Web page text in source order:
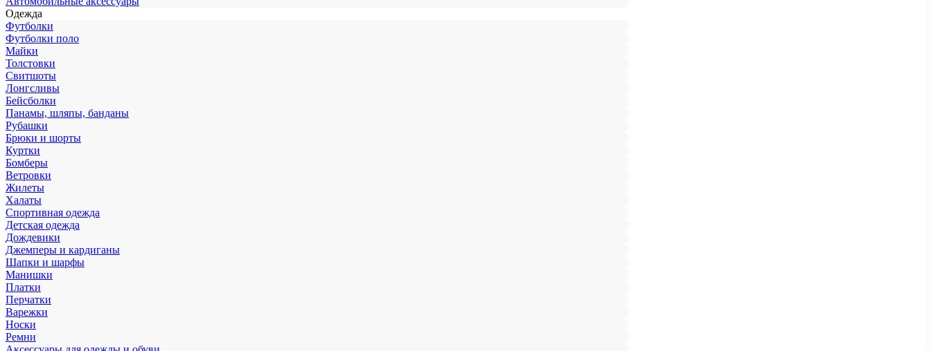
Одежда
Футболки
Футболки поло
Майки
Толстовки
Свитшоты
Лонгсливы
Бейсболки
Панамы, шляпы, банданы
Рубашки
Брюки и шорты
Куртки
Бомберы
Ветровки
Жилеты
Халаты
Спортивная одежда
Детская одежда
Дождевики
Джемперы и кардиганы
Шапки и шарфы
Манишки
Платки
Перчатки
Варежки
Носки
Ремни